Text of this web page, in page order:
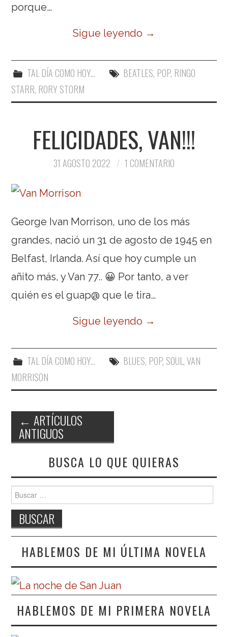
porque…
Sigue leyendo →
TAL DÍA COMO HOY... BEATLES, POP, RINGO
STARR, RORY STORM
FELICIDADES, VAN!!!
31 AGOSTO 2022 1 COMENTARIO
George Ivan Morrison, uno de los más
grandes, nació un 31 de agosto de 1945 en
Belfast, Irlanda. Así que hoy cumple un
añito más, y Van 77.. 😀 Por tanto, a ver
quién es el guap@ que le tira…
Sigue leyendo →
TAL DÍA COMO HOY... BLUES, POP, SOUL,VAN
MORRISON
Navegación de entradas
← ARTÍCULOS
ANTIGUOS
BUSCA LO QUE QUIERAS
Buscar:
HABLEMOS DE MI ÚLTIMA NOVELA
HABLEMOS DE MI PRIMERA NOVELA